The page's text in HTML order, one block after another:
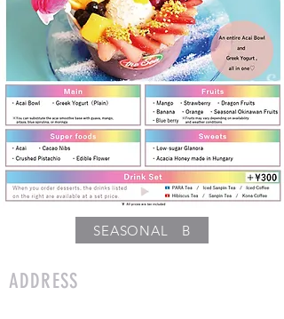
SEASONAL B
ADDRESS